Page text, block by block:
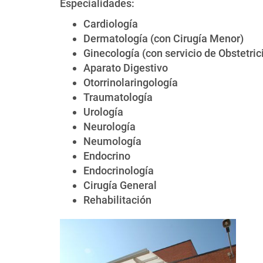
Especialidades:
Cardiología
Dermatología (con Cirugía Menor)
Ginecología (con servicio de
Aparato Digestivo
Otorrinolaringología
Traumatología
Urología
Neurología
Neumología
Endocrino
Endocrinología
Cirugía General
Rehabilitación